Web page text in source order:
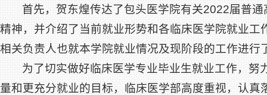
首先，贺东煌传达了包头医学院有关2022届普
精神，并介绍了当前就业形势和各临床医学院就业工
相关负责人也就本学院就业情况及现阶段的工作进行
为了切实做好临床医学专业毕业生就业工作，努
量和更充分就业的目标，临床医学部高度重视，认真